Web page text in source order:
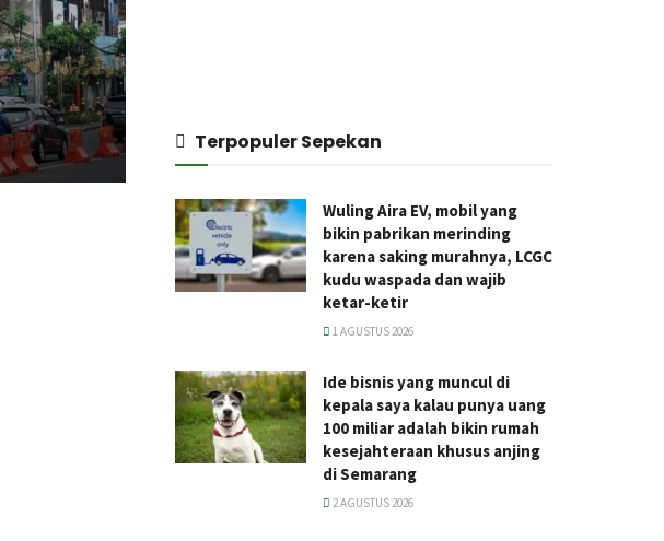
Terpopuler Sepekan
Wuling Aira EV, mobil yang
bikin pabrikan merinding
karena saking murahnya, LCGC
kudu waspada dan wajib
ketar-ketir
1 AGUSTUS 2026
Ide bisnis yang muncul di
kepala saya kalau punya uang
100 miliar adalah bikin rumah
kesejahteraan khusus anjing
di Semarang
2 AGUSTUS 2026